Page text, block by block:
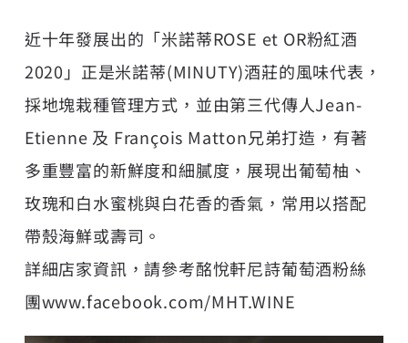
近十年發展出的「米諾蒂ROSE et OR粉紅酒
2020」正是米諾蒂(MINUTY)酒莊的風味代表，
採地塊栽種管理方式，並由第三代傳人Jean-
Etienne 及 François Matton兄弟打造，有著
多重豐富的新鮮度和細膩度，展現出葡萄柚、
玫瑰和白水蜜桃與白花香的香氣，常用以搭配
帶殼海鮮或壽司。
詳細店家資訊，請參考酩悅軒尼詩葡萄酒粉絲
團www.facebook.com/MHT.WINE